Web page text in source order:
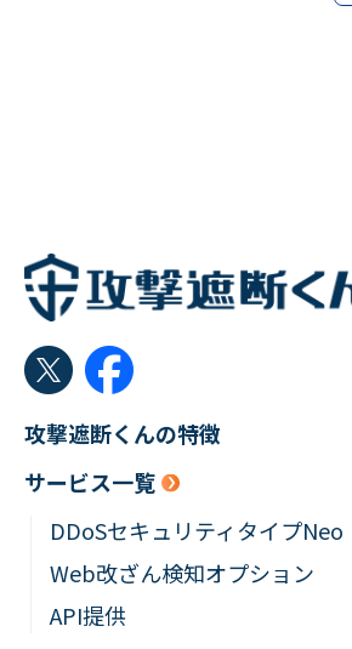
攻撃遮断くんの特徴
サービス一覧
DDoSセキュリティタイプNeo
Web改ざん検知オプション
API提供